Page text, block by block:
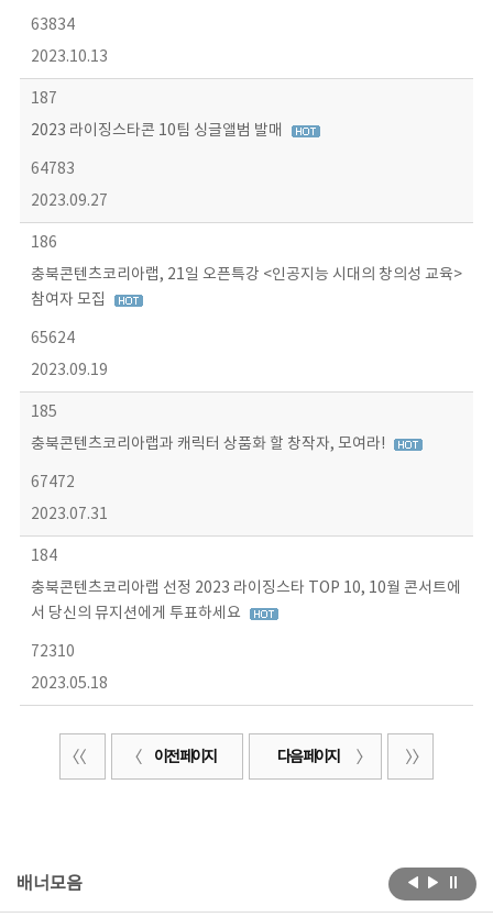
63834
2023.10.13
187
2023 라이징스타콘 10팀 싱글앨범 발매
64783
2023.09.27
186
충북콘텐츠코리아랩, 21일 오픈특강 <인공지능 시대의 창의성 교육>
참여자 모집
65624
2023.09.19
185
충북콘텐츠코리아랩과 캐릭터 상품화 할 창작자, 모여라!
67472
2023.07.31
184
충북콘텐츠코리아랩 선정 2023 라이징스타 TOP 10, 10월 콘서트에
서 당신의 뮤지션에게 투표하세요
72310
2023.05.18
이전 페이지 다음 페이지
배너모음